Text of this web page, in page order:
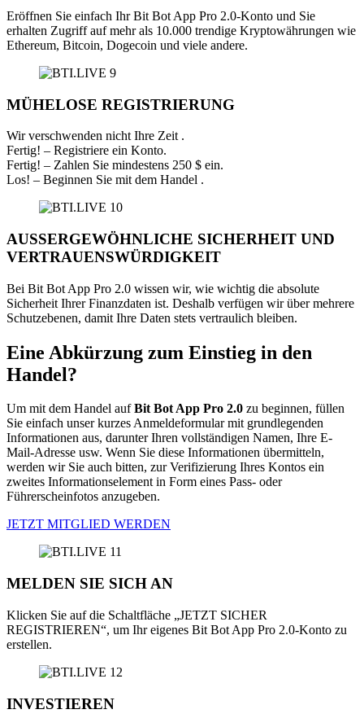
Eröffnen Sie einfach Ihr Bit Bot App Pro 2.0-Konto und Sie
erhalten Zugriff auf mehr als 10.000 trendige Kryptowährungen wie
Ethereum, Bitcoin, Dogecoin und viele andere.
MÜHELOSE REGISTRIERUNG
Wir verschwenden nicht Ihre Zeit .
Fertig! – Registriere ein Konto.
Fertig! – Zahlen Sie mindestens 250 $ ein.
Los! – Beginnen Sie mit dem Handel .
AUSSERGEWÖHNLICHE SICHERHEIT UND
VERTRAUENSWÜRDIGKEIT
Bei Bit Bot App Pro 2.0 wissen wir, wie wichtig die absolute
Sicherheit Ihrer Finanzdaten ist. Deshalb verfügen wir über mehrere
Schutzebenen, damit Ihre Daten stets vertraulich bleiben.
Eine Abkürzung zum Einstieg in den
Handel?
Um mit dem Handel aufBit Bot App Pro 2.0 zu beginnen, füllen
Sie einfach unser kurzes Anmeldeformular mit grundlegenden
Informationen aus, darunter Ihren vollständigen Namen, Ihre E-
Mail-Adresse usw. Wenn Sie diese Informationen übermitteln,
werden wir Sie auch bitten, zur Verifizierung Ihres Kontos ein
zweites Informationselement in Form eines Pass- oder
Führerscheinfotos anzugeben.
JETZT MITGLIED WERDEN
MELDEN SIE SICH AN
Klicken Sie auf die Schaltfläche „JETZT SICHER
REGISTRIEREN“, um Ihr eigenes Bit Bot App Pro 2.0-Konto zu
erstellen.
INVESTIEREN